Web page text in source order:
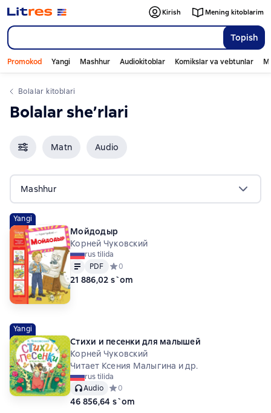
Topish
Kirish Mening kitoblarim
Promokod Yangi Mashhur Audiokitoblar Komikslar va vebtunlar
bolalar kitoblari
bolalar she’rlari
Matn Audio
Mashhur
Yangi
Мойдодыр
Корней Чуковский
rus tilida
Matn
PDF
PDF Средний рейтинг 0 на основе 0 оценок
0
21 886,02 s`om
Yangi
Стихи и песенки для малышей
Корней Чуковский
Читает Ксения Малыгина и др.
rus tilida
Audio
Средний рейтинг 0 на основе 0 оценок
0
46 856,64 s`om